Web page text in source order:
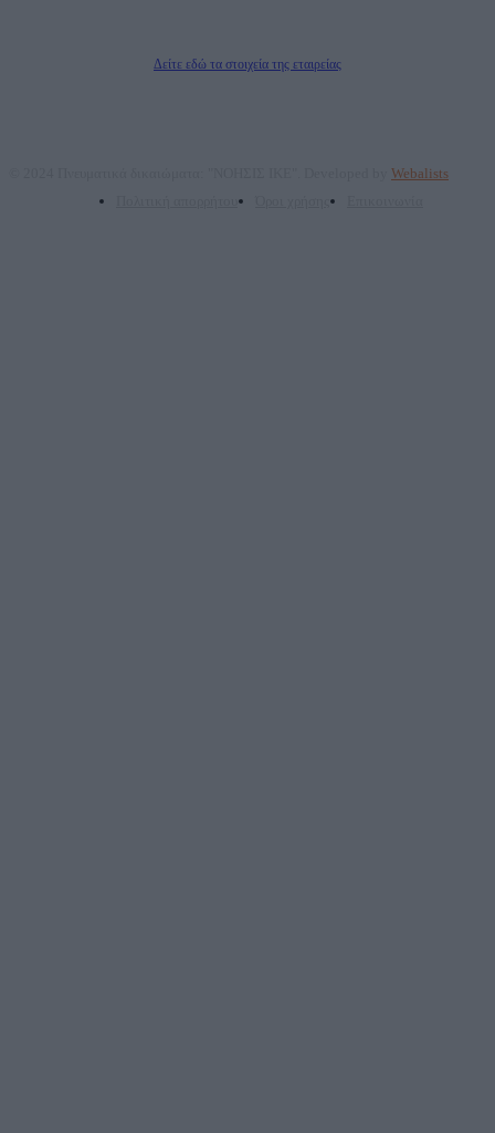
Δείτε εδώ τα στοιχεία της εταιρείας
Webalists